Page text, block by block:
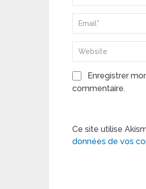
Enregistrer
commentaire.
Ce site utilise
données de vos